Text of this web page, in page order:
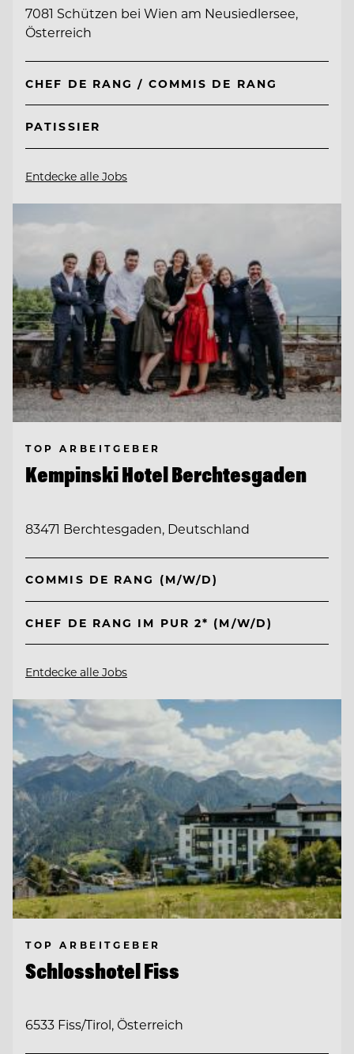
7081 Schützen bei Wien am Neusiedlersee,
Österreich
CHEF DE RANG / COMMIS DE RANG
PATISSIER
Entdecke alle Jobs
TOP ARBEITGEBER
Kempinski Hotel Berchtesgaden
83471 Berchtesgaden, Deutschland
COMMIS DE RANG (M/W/D)
CHEF DE RANG IM PUR 2* (M/W/D)
Entdecke alle Jobs
TOP ARBEITGEBER
Schlosshotel Fiss
6533 Fiss/Tirol, Österreich